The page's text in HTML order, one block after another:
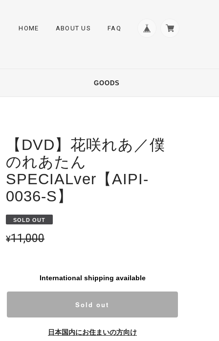
HOME ABOUT US FAQ
GOODS
【DVD】花咲れあ／僕
のれあたん
SPECIALver【AIPI-
0036-S】
SOLD OUT
¥11,000
International shipping available
Sold out
日本国内にお住まいの方向け